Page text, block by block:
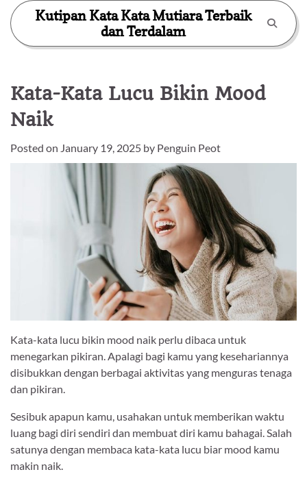
Skip
content
Kutipan Kata Kata Mutiara Terbaik
dan Terdalam
Kata-Kata Lucu Bikin Mood
Naik
Posted on January 19, 2025 by Penguin Peot
Kata-kata lucu bikin mood naik perlu dibaca untuk
menegarkan pikiran. Apalagi bagi kamu yang kesehariannya
disibukkan dengan berbagai aktivitas yang menguras tenaga
dan pikiran.
Sesibuk apapun kamu, usahakan untuk memberikan waktu
luang bagi diri sendiri dan membuat diri kamu bahagai. Salah
satunya dengan membaca kata-kata lucu biar mood kamu
makin naik.